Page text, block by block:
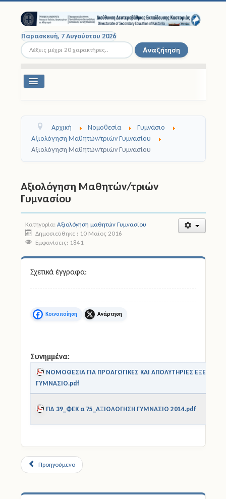
Παρασκευή, 7 Αυγούστου 2026
Αναζήτηση... Αναζήτηση
Εναλλαγή
Σχολικές Μονάδες
Σχολικές Εκδρομές
Νομοθεσία
Άδειες
Έντυπα
Πολιτική Προστασία
Ηλεκτρονικές Υπηρεσίες
Αρχική Νομοθεσία
Γυμνάσιο
Αξιολόγηση Μαθητών/τριών Γυμνασίου
Αξιολόγηση Μαθητών/τριών Γυμνασίου
Αξιολόγηση Μαθητών/τριών
Γυμνασίου
Κατηγορία: Αξιολόγηση μαθητών Γυμνασίου
Δημοσιεύθηκε : 10 Μαϊος 2016
Εμφανίσεις: 1841
Σχετικά έγγραφα:
Facebook X
Συνημμένα:
ΝΟΜΟΘΕΣΙΑ ΓΙΑ ΠΡΟΑΓΩΓΙΚΕΣ ΚΑΙ ΑΠΟΛΥΤΗΡΙΕΣ
ΓΥΜΝΑΣΙΟ.pdf
ΠΔ 39_ΦΕΚ α 75_ΑΞΙΟΛΟΓΗΣΗ ΓΥΜΝΑΣΙΟ 2014.pdf
Προηγούμενο